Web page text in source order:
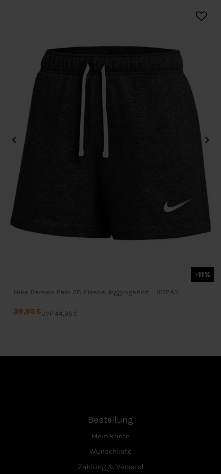
-11%
Nike Damen Park 26 Fleece Joggingshort - IB1243
UVP 44,95 €
39,95 €
Bestellung
Mein Konto
Wunschliste
Zahlung & Versand